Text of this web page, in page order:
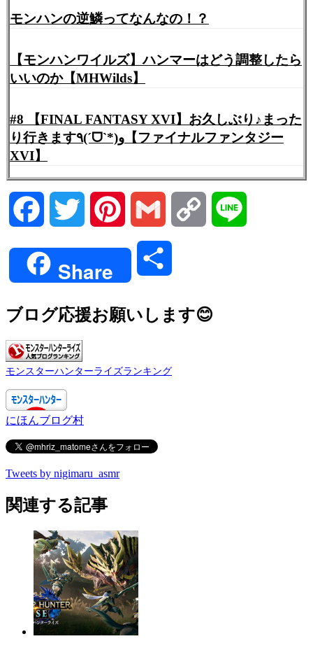
モンハンの逆鱗ってなんなの！？
【モンハンワイルズ】ハンマーはどう調整したら
いいのか【MHWilds】
#8 【FINAL FANTASY XVI】お久しぶり♪まった
り行きます٩(ˊᗜˋ*)و【ファイナルファンタジー
XVI】
Facebook Twitter Pinterest Gmail Copy
Share
ブログ応援お願いします😊
モンスターハンターライズランキング
にほんブログ村
Tweets by nigimaru_asmr
関連する記事